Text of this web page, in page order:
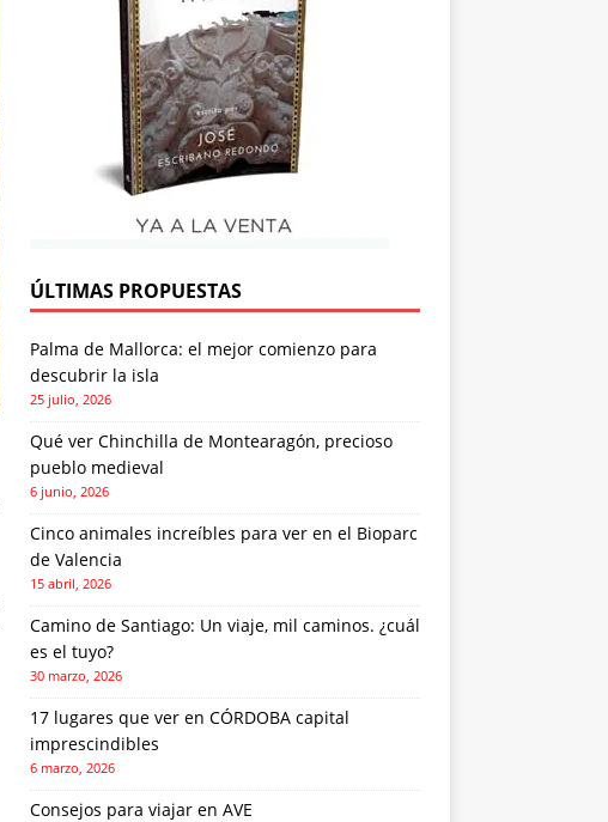
ÚLTIMAS PROPUESTAS
Palma de Mallorca: el mejor comienzo para
descubrir la isla
25 julio, 2026
Qué ver Chinchilla de Montearagón, precioso
pueblo medieval
6 junio, 2026
Cinco animales increíbles para ver en el Bioparc
de Valencia
15 abril, 2026
Camino de Santiago: Un viaje, mil caminos. ¿cuál
es el tuyo?
30 marzo, 2026
17 lugares que ver en CÓRDOBA capital
imprescindibles
6 marzo, 2026
Consejos para viajar en AVE